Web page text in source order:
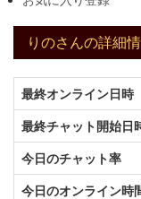
りのさんの詳細
最終オンライン日時
最終チャット開始日
今日のチャット率
今日のオンライン時